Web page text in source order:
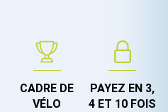
CADRE DE
VÉLO
PAYEZ EN 3,
4 ET 10 FOIS